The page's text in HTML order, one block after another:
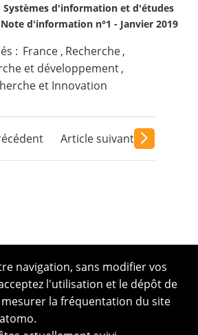
Systèmes d'information et d'études
d'information n°1 - Janvier 2019
: France , Recherche,
et développement,
et Innovation
Article suivant
navigation, sans modifier vos
l'utilisation et le dépôt de
la fréquentation du site